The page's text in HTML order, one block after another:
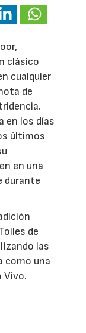
clásico
cualquier
de
en los días
últimos
en una
durante
de
las
como una
Vivo.